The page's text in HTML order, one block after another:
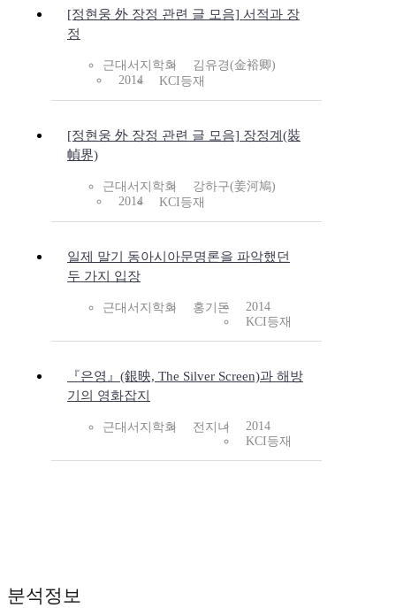
[정현웅 外 장정 관련 글 모음] 서적과 장
정
근대서지학회
김유경(金裕卿)
2014
KCI등재
[정현웅 外 장정 관련 글 모음] 장정계(裝
幀界)
근대서지학회
강하구(姜河鳩)
2014
KCI등재
일제 말기 동아시아문명론을 파악했던
두 가지 입장
근대서지학회 홍기돈
2014
KCI등재
『은영』(銀映, The Silver Screen)과 해방
기의 영화잡지
근대서지학회 전지니
2014
KCI등재
분석정보